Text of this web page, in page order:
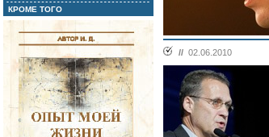
КРОМЕ ТОГО
// 02.06.2010